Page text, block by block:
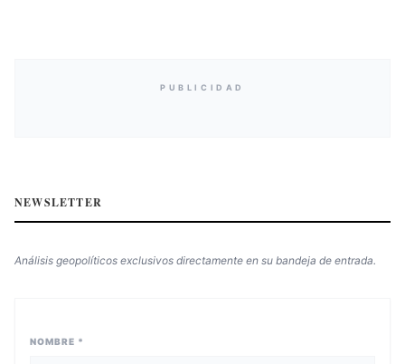
PUBLICIDAD
NEWSLETTER
Análisis geopolíticos exclusivos directamente en su bandeja de entrada.
NOMBRE *